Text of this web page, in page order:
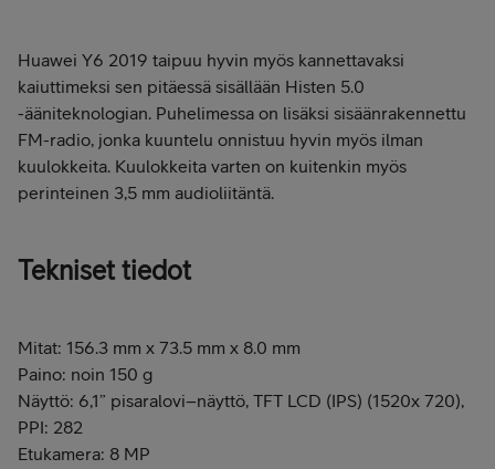
Huawei Y6 2019 taipuu hyvin myös kannettavaksi
kaiuttimeksi sen pitäessä sisällään Histen 5.0
-ääniteknologian. Puhelimessa on lisäksi sisäänrakennettu
FM-radio, jonka kuuntelu onnistuu hyvin myös ilman
kuulokkeita. Kuulokkeita varten on kuitenkin myös
perinteinen 3,5 mm audioliitäntä.
Tekniset tiedot
Mitat: 156.3 mm x 73.5 mm x 8.0 mm
Paino: noin 150 g
Näyttö: 6,1” pisaralovi–näyttö, TFT LCD (IPS) (1520x 720),
PPI: 282
Etukamera: 8 MP